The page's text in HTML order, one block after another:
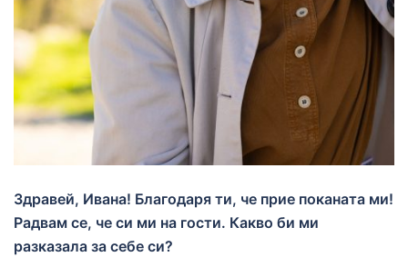
Здравей, Ивана! Благодаря ти, че прие поканата ми!
Радвам се, че си ми на гости. Какво би ми
разказала за себе си?